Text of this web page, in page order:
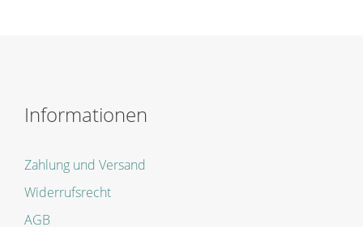
Informationen
Zahlung und Versand
Widerrufsrecht
AGB